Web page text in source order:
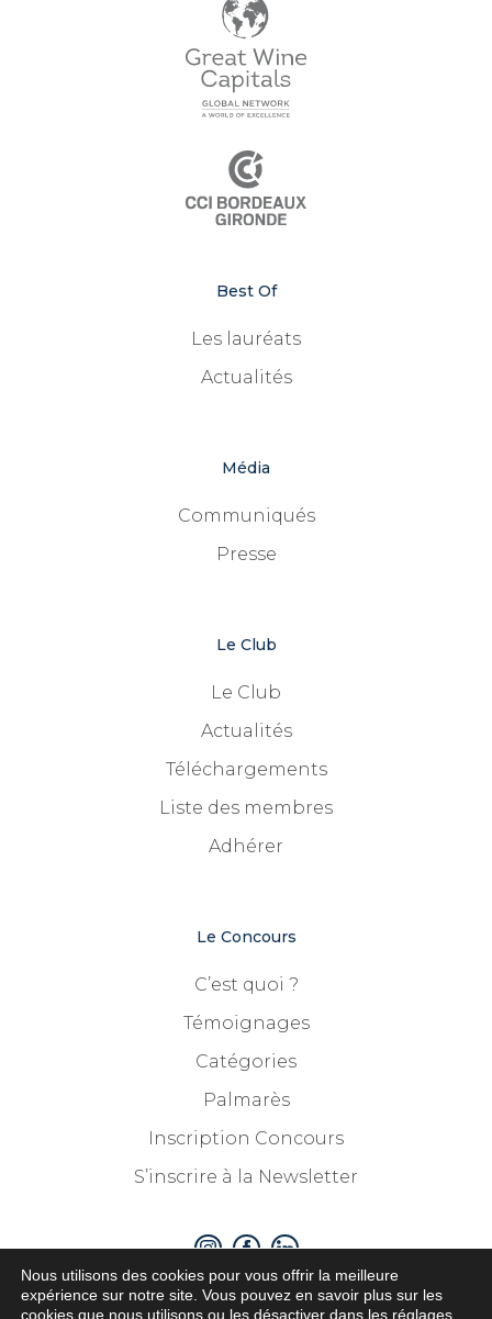
Best Of
Les lauréats
Actualités
Média
Communiqués
Presse
Le Club
Le Club
Actualités
Téléchargements
Liste des membres
Adhérer
Le Concours
C’est quoi ?
Témoignages
Catégories
Palmarès
Inscription Concours
S’inscrire à la Newsletter
Nous utilisons des cookies pour vous offrir la meilleure
expérience sur notre site. Vous pouvez en savoir plus sur les
cookies que nous utilisons ou les désactiver dans les réglages